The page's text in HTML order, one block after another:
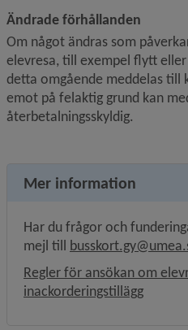
Ändrade förhållanden
Om något ändras som
elevresa, till exempel flytt
detta omgående meddelas till
emot på felaktig grund kan
återbetalnings­skyldig.
Mer information
Har du frågor och
mejl till
Regler för ansökan om
inackorderingstillägg, 907.2